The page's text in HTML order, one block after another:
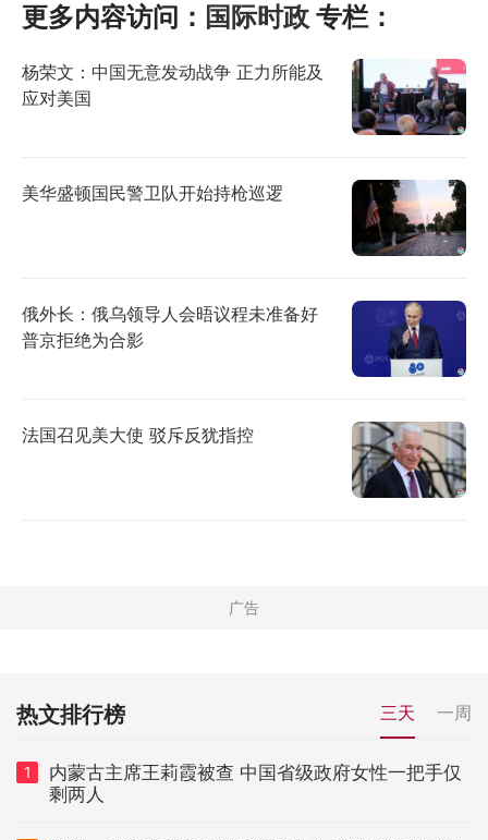
更多内容访问： 国际时政 专栏：
杨荣文：中国无意发动战争 正力所能及
应对美国
美华盛顿国民警卫队开始持枪巡逻
俄外长：俄乌领导人会晤议程未准备好
普京拒绝为合影
法国召见美大使 驳斥反犹指控
热文排行榜 三天 一周
1
内蒙古主席王莉霞被查 中国省级政府女性一把手仅
剩两人